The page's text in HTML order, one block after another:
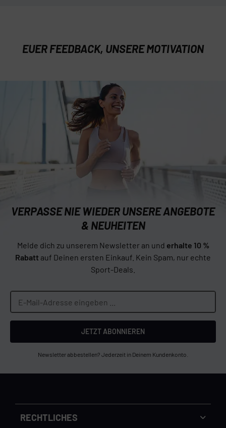
EUER FEEDBACK, UNSERE MOTIVATION
VERPASSE NIE WIEDER UNSERE ANGEBOTE
& NEUHEITEN
Melde dich zu unserem Newsletter an und erhalte 10 %
Rabatt auf Deinen ersten Einkauf. Kein Spam, nur echte
Sport-Deals.
JETZT ABONNIEREN
Newsletter abbestellen? Jederzeit in Deinem Kundenkonto.
RECHTLICHES